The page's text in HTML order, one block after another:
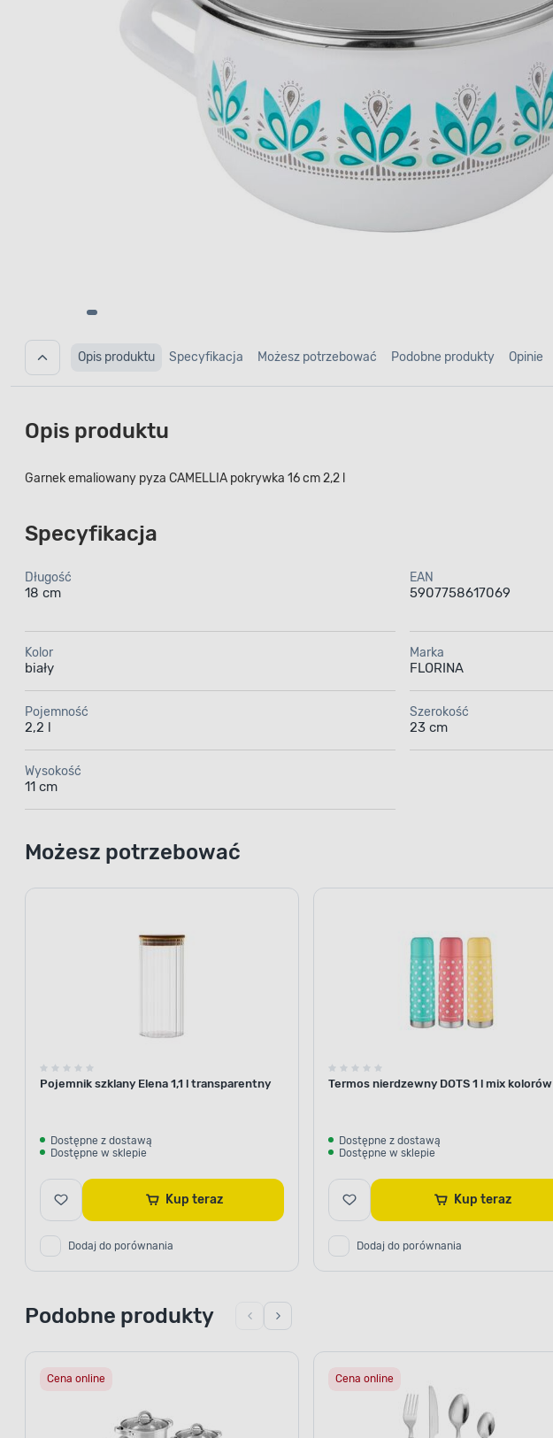
Opis produktu Specyfikacja Możesz potrzebować Podobne produkty Opinie
Opis produktu
Garnek emaliowany pyza CAMELLIA pokrywka 16 cm 2,2 l
Specyfikacja
Długość
18 cm
EAN
5907758617069
Kolor
biały
Marka
FLORINA
Pojemność
2,2 l
Szerokość
23 cm
Wysokość
11 cm
Możesz potrzebować
Pojemnik szklany Elena 1,1 l transparentny
Dostępne z dostawą
Dostępne w sklepie
Kup teraz
Dodaj do porównania
Termos nierdzewny DOTS 1 l mix kolorów
Dostępne z dostawą
Dostępne w sklepie
Kup teraz
Dodaj do porównania
Podobne produkty
Cena online Cena online